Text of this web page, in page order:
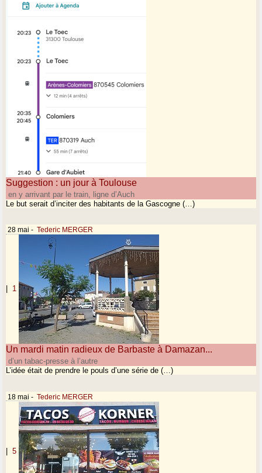
Suggestion : un jour à Toulouse
en y arrivant par le train, ligne d’Auch
Le but serait d’inciter des habitants de la Gascogne (…)
28 mai - Tederic MERGER
1
Un mardi matin radieux de Barbaste à Damazan...
d’un tabac-presse à l’autre
L’idée était de prendre le pouls d’une série de (…)
18 mai - Tederic MERGER
| 5